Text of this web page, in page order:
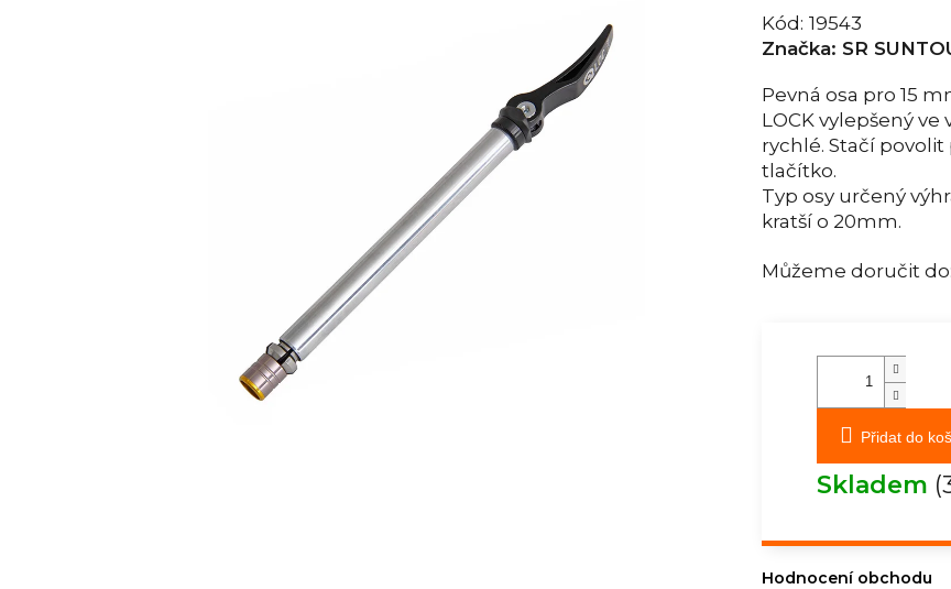
Kód: 19543
Značka: SR
Můžeme doručit do:
Pevná osa pro 15
LOCK vylepšený
rychlé. Stačí
tlačítko.
Typ osy určený
kratší o 20mm.
Přidat do
Skladem
Hodnocení obchodu